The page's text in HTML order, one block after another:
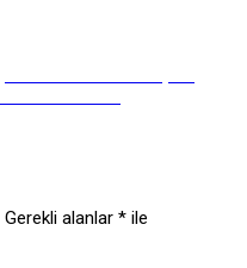
Gerekli alanlar * ile